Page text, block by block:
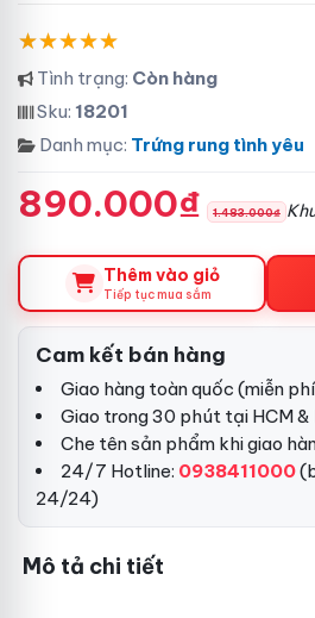
Tình trạng: Còn hàng
Sku: 18201
Danh mục: Trứng rung tình yêu
890.000₫ 1.483.000₫
Thêm vào giỏ
Tiếp tục mua sắm
Cam kết bán hàng
Giao hàng toàn quốc (miễn
Giao trong 30 phút tại HCM &
Che tên sản phẩm khi giao
24/7 Hotline: 0938411000
24/24)
Mô tả chi tiết